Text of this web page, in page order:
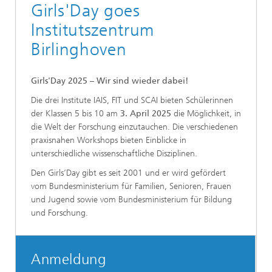
Girls'Day goes
Institutszentrum
Birlinghoven
Girls'Day 2025 – Wir sind wieder dabei!
Die drei Institute IAIS, FIT und SCAI bieten Schülerinnen
der Klassen 5 bis 10 am 3. April 2025 die Möglichkeit, in
die Welt der Forschung einzutauchen. Die verschiedenen
praxisnahen Workshops bieten Einblicke in
unterschiedliche wissenschaftliche Disziplinen.
Den Girls’Day gibt es seit 2001 und er wird gefördert
vom Bundesministerium für Familien, Senioren, Frauen
und Jugend sowie vom Bundesministerium für Bildung
und Forschung.
Anmeldung